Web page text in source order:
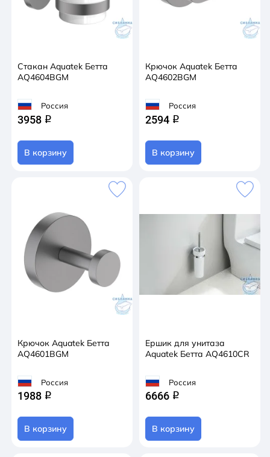
Стакан Aquatek Бетта
AQ4604BGM
Россия
3958 q
В корзину
Крючок Aquatek Бетта
AQ4602BGM
Россия
2594 q
В корзину
Крючок Aquatek Бетта
AQ4601BGM
Россия
1988 q
В корзину
Ершик для унитаза
Aquatek Бетта AQ4610CR
Россия
6666 q
В корзину